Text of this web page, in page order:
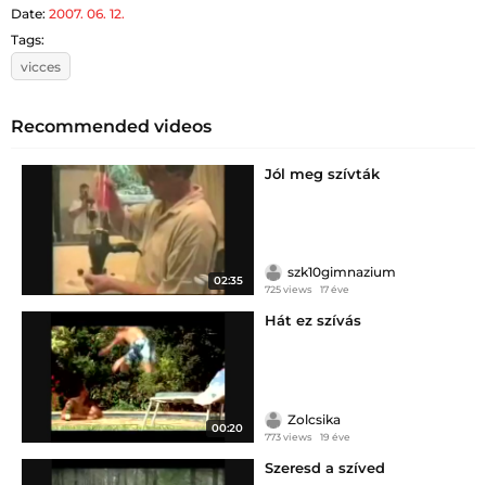
Date: 2007. 06. 12.
Tags:
vicces
Recommended videos
02:35
Jól meg szívták
szk10gimnazium
725 views 17 éve
00:20
Hát ez szívás
Zolcsika
773 views 19 éve
Szeresd a szíved